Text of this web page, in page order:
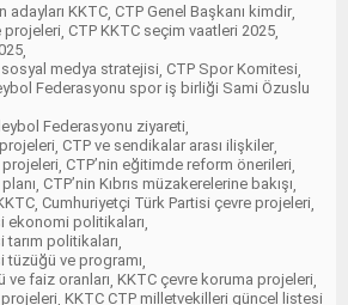
adayları KKTC CTP Genel Başkanı kimdir
projeleri CTP KKTC seçim vaatleri 2025
medya stratejisi CTP Spor Komitesi
Federasyonu spor iş birliği Sami Özuslu
Federasyonu ziyareti
CTP ve sendikalar arası ilişkiler
projeleri CTP’nin eğitimde reform önerileri
CTP’nin Kıbrıs müzakerelerine bakışı
Cumhuriyetçi Türk Partisi çevre projeleri
ekonomi politikaları
politikaları
tüzüğü ve programı
ve faiz oranları KKTC çevre koruma projeleri
KKTC CTP milletvekilleri güncel listesi